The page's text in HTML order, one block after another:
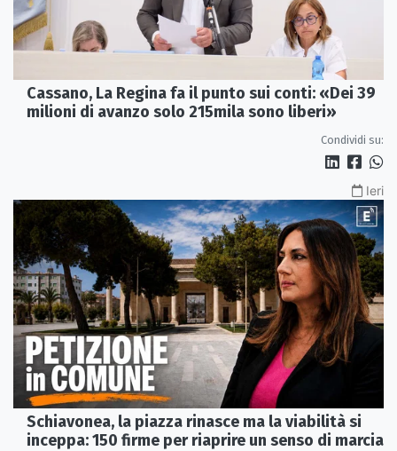
Cassano, La Regina fa il punto sui conti: «Dei 39
milioni di avanzo solo 215mila sono liberi»
Condividi su:
Ieri
Schiavonea, la piazza rinasce ma la viabilità si
inceppa: 150 firme per riaprire un senso di marcia